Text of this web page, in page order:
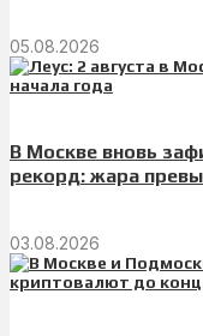
05.08.2026
В Москве вновь
рекорд: жара
03.08.2026